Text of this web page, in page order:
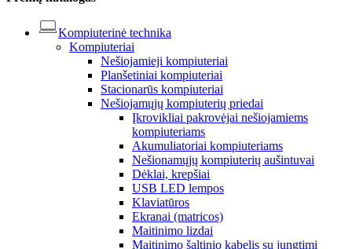
Kompiuterinė technika
Kompiuteriai
Nešiojamieji kompiuteriai
Planšetiniai kompiuteriai
Stacionarūs kompiuteriai
Nešiojamųjų kompiuterių priedai
Įkrovikliai pakrovėjai nešiojamiems
kompiuteriams
Akumuliatoriai kompiuteriams
Nešionamųjų kompiuterių aušintuvai
Dėklai, krepšiai
USB LED lempos
Klaviatūros
Ekranai (matricos)
Maitinimo lizdai
Maitinimo šaltinio kabelis su jungtimi